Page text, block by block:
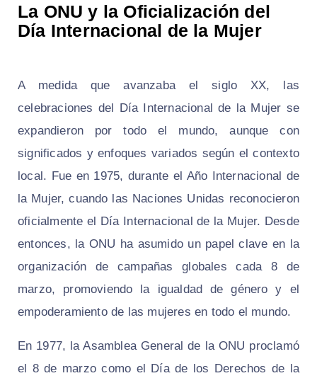
La ONU y la Oficialización del
Día Internacional de la Mujer
A medida que avanzaba el siglo XX, las
celebraciones del Día Internacional de la Mujer se
expandieron por todo el mundo, aunque con
significados y enfoques variados según el contexto
local. Fue en 1975, durante el Año Internacional de
la Mujer, cuando las Naciones Unidas reconocieron
oficialmente el Día Internacional de la Mujer. Desde
entonces, la ONU ha asumido un papel clave en la
organización de campañas globales cada 8 de
marzo, promoviendo la igualdad de género y el
empoderamiento de las mujeres en todo el mundo.
En 1977, la Asamblea General de la ONU proclamó
el 8 de marzo como el Día de los Derechos de la